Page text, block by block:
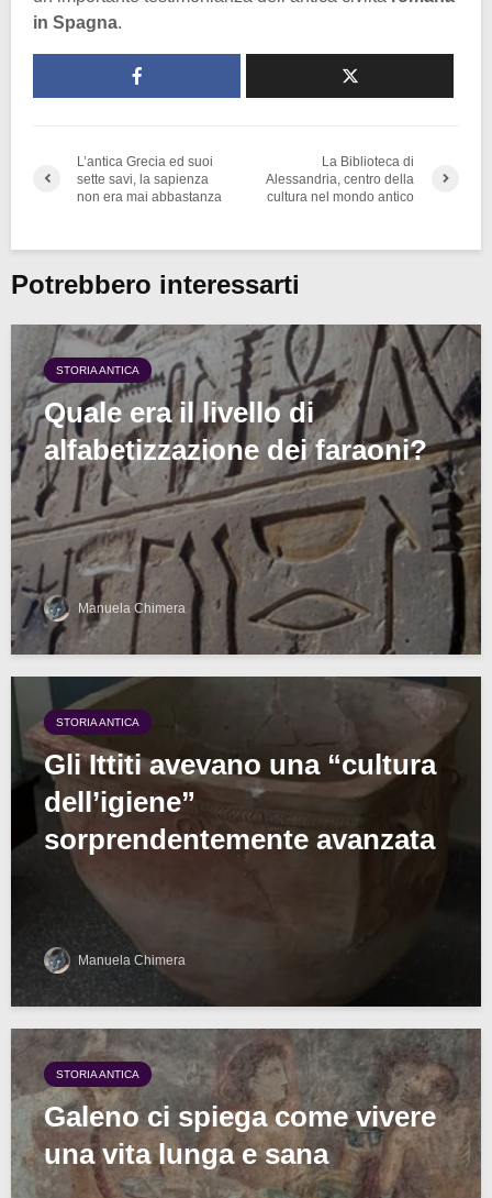
in Spagna.
L’antica Grecia ed suoi
sette savi, la sapienza
non era mai abbastanza
La Biblioteca di
Alessandria, centro della
cultura nel mondo antico
Potrebbero interessarti
STORIA ANTICA
Quale era il livello di
alfabetizzazione dei faraoni?
Manuela Chimera
STORIA ANTICA
Gli Ittiti avevano una “cultura
dell’igiene”
sorprendentemente avanzata
Manuela Chimera
STORIA ANTICA
Galeno ci spiega come vivere
una vita lunga e sana